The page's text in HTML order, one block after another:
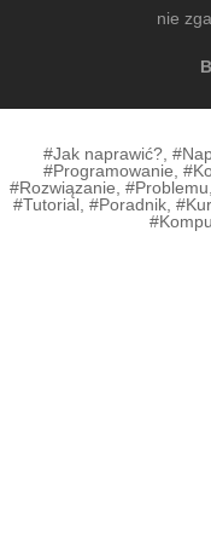
nie
#Jak naprawić?,
#Programowanie,
#Rozwiązanie,
#Tutorial, #Poradnik,